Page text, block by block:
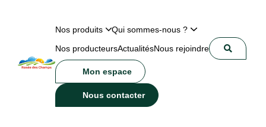
Nos produits
Qui sommes-nous ?
Nos producteursActualitésNous rejoindre
Mon espace
Nous contacter